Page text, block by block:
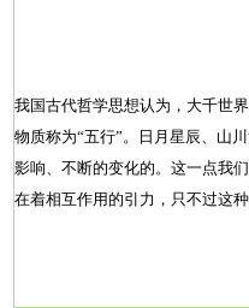
我国古代哲学思想认为，大千世
物质称为“五行”。日月星辰、山
影响、不断的变化的。这一点我
在着相互作用的引力，只不过这